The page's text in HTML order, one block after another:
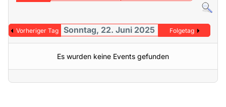
Vorheriger Tag Sonntag, 22. Juni 2025 Folgetag
Es wurden keine Events gefunden